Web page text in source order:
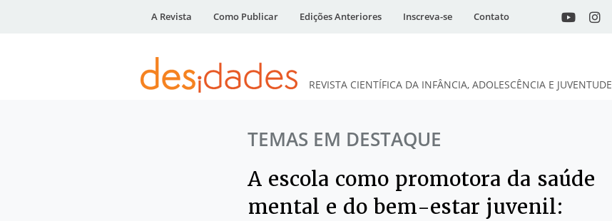
A Revista Como Publicar Edições Anteriores Inscreva-se Contato
DESidades
REVISTA CIENTÍFICA DA INFÂNCIA, ADOLESCÊNCIA E JUVENTUDE
TEMAS EM DESTAQUE
A escola como promotora da saúde
mental e do bem-estar juvenil: